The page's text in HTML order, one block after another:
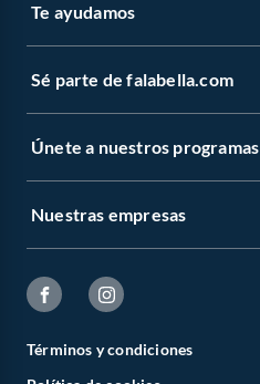
Te ayudamos
Sé parte de falabella.com
Únete a nuestros programas
Nuestras empresas
Términos y condiciones